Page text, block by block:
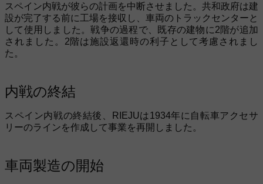
スペイン内戦が彼らの計画を中断させました。共和政府は建
設が完了する前に工場を接収し、車両のトラックセンターと
して使用しました。戦争の過程で、既存の建物に2階が追加
されました。2階は施設返還時の利子として考慮されまし
た。
内戦の終結
スペイン内戦の終結後、RIEJUは1934年に自転車アクセサ
リーのラインを作成して事業を再開しました。
車両製造の開始